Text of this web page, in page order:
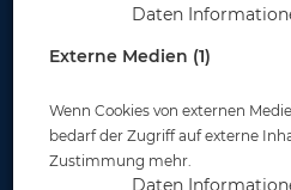
Daten
Externe Medien (1)
Wenn Cookies von externen
bedarf der Zugriff auf externe
Zustimmung mehr.
Daten